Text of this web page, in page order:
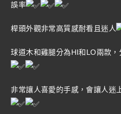
誤率
桿頭外觀非常高質感耐看且迷人
球道木和雞腿分為HI和LO兩款
非常讓人喜愛的手感，會讓人迷